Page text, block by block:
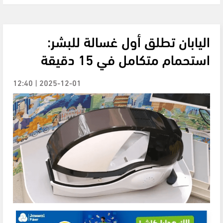
اليابان تطلق أول غسالة للبشر:
استحمام متكامل في 15 دقيقة
2025-12-01 | 12:40